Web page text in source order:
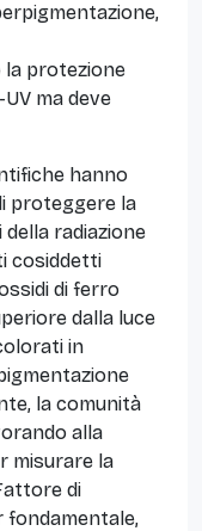
la protezione
ma deve
hanno
proteggere la
radiazione
cosiddetti
di ferro
dalla luce
in
la comunità
alla
misurare la
di
fondamentale,